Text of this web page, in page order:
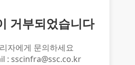
거부되었습니다
자에게 문의하세요
: sscinfra@ssc.co.kr